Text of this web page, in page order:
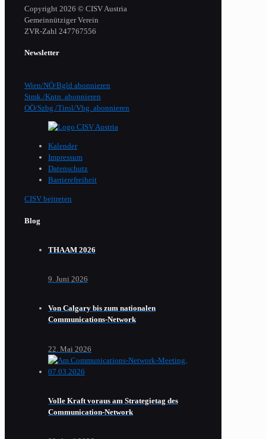
Copyright 2026 © CISV Austria
Gemeinnütziger Verein
​ZVR-Zahl 247767556
Newsletter
Wien/NÖ/Bgld abonnieren
Stmk./Kntn. abonnieren
OÖ/Szbg./Tirol/Vbg. abonnieren
Kalender
Impressum
Datenschutz
Barrierefreiheit
CISV beitreten
Blog
THAAM 2026
9. Juni 2026
Von Calgary bis zum nationalen
Communications-Network
22. Mai 2026
Volle Kraft voraus am Strategietag des
Communication-Network